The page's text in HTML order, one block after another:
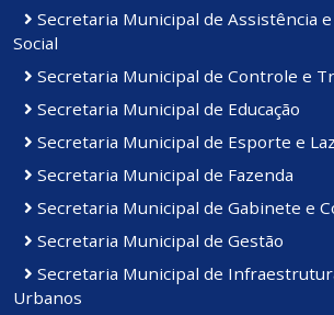
Secretaria Municipal de Assistência
Social
Secretaria Municipal de Controle e
Secretaria Municipal de Educação
Secretaria Municipal de Esporte e
Secretaria Municipal de Fazenda
Secretaria Municipal de Gabinete e
Secretaria Municipal de Gestão
Secretaria Municipal de
Urbanos